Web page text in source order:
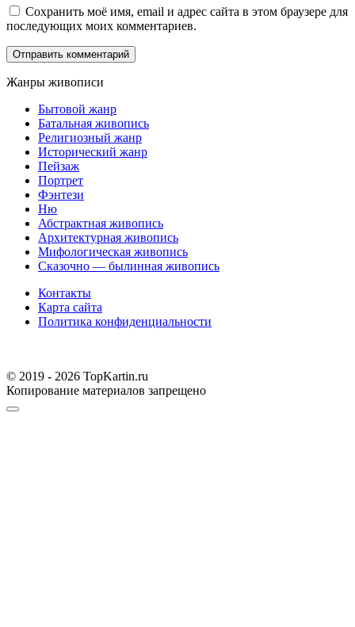
Сохранить моё имя, email и адрес сайта в этом браузере для
последующих моих комментариев.
Жанры живописи
Бытовой жанр
Батальная живопись
Религиозный жанр
Исторический жанр
Пейзаж
Портрет
Фэнтези
Ню
Абстрактная живопись
Архитектурная живопись
Мифологическая живопись
Сказочно — былинная живопись
Контакты
Карта сайта
Политика конфиденциальности
© 2019 - 2026 TopKartin.ru
Копирование материалов запрещено